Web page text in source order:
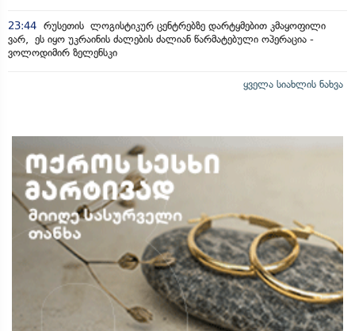
23:44 რუსეთის ლოგისტიკურ ცენტრებზე დარტყმებით კმაყოფილი
ვარ, ეს იყო უკრაინის ძალების ძალიან წარმატებული ოპერაცია -
ვოლოდიმირ ზელენსკი
ყველა სიახლის ნახვა